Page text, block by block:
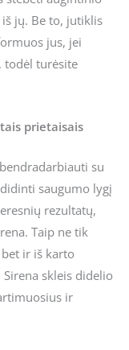
jų. Be to, jutiklis
jus, jei
todėl turėsite
prietaisais
bendradarbiauti su
saugumo lygį
rezultatų,
Taip ne tik
ir iš karto
skleis didelio
ir